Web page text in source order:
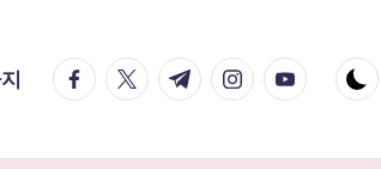
facebook.com
twitter.com
t.me instagram.com
youtube.com